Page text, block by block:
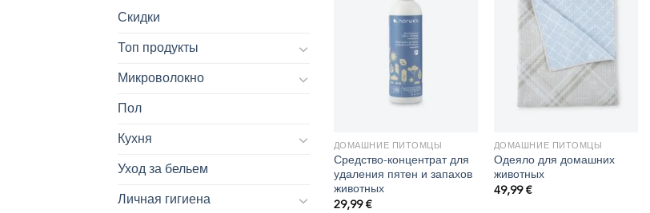
Скидки
Топ продукты
Микроволокно
Пол
Кухня
Уход за бельем
Личная гигиена
ДОМАШНИЕ ПИТОМЦЫ
Средство-концентрат для
удаления пятен и запахов
животных
29,99€
ДОМАШНИЕ ПИТОМЦЫ
Одеяло для домашних
животных
49,99€